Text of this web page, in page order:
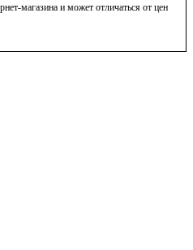
магазина и может отличаться от цен